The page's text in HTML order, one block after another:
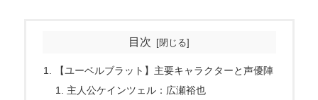
目次
【ユーベルブラット】主要キャラクターと声優陣
主人公ケインツェル：広瀬裕也